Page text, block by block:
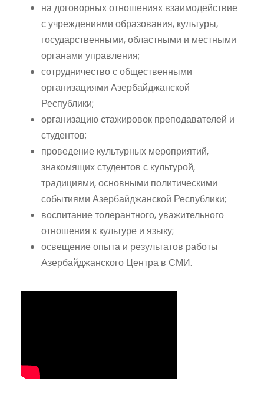
на договорных отношениях взаимодействие
с учреждениями образования, культуры,
государственными, областными и местными
органами управления;
сотрудничество с общественными
организациями Азербайджанской
Республики;
организацию стажировок преподавателей и
студентов;
проведение культурных мероприятий,
знакомящих студентов с культурой,
традициями, основными политическими
событиями Азербайджанской Республики;
воспитание толерантного, уважительного
отношения к культуре и языку;
освещение опыта и результатов работы
Азербайджанского Центра в СМИ.